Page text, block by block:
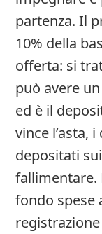
partenza. Il
10% della
offerta: si
può avere
ed è il
vince l’asta,
depositati
fallimentare.
fondo spese